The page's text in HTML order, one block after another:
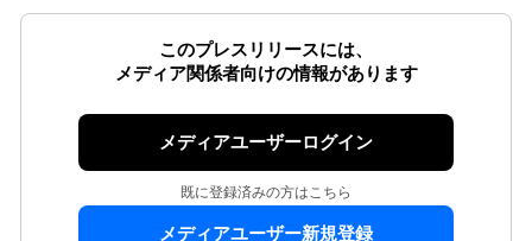
このプレスリリースには、
メディア関係者向けの情報があります
メディアユーザーログイン
既に登録済みの方はこちら
メディアユーザー新規登録